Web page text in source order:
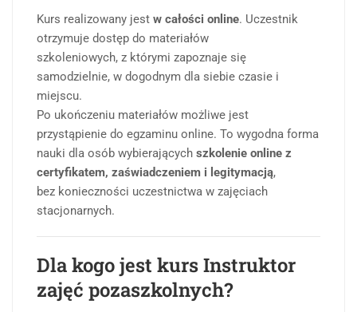
Kurs realizowany jest w całości online. Uczestnik
otrzymuje dostęp do materiałów
szkoleniowych, z którymi zapoznaje się
samodzielnie, w dogodnym dla siebie czasie i
miejscu.
Po ukończeniu materiałów możliwe jest
przystąpienie do egzaminu online. To wygodna forma
nauki dla osób wybierających szkolenie online z
certyfikatem, zaświadczeniem i legitymacją,
bez konieczności uczestnictwa w zajęciach
stacjonarnych.
Dla kogo jest kurs Instruktor
zajęć pozaszkolnych?